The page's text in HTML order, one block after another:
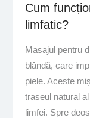
Cum
limfatic?
Masajul pentru
blândă, care
piele. Aceste
traseul natural
limfei. Spre